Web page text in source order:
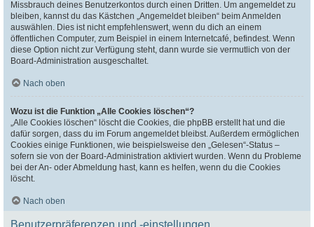
Missbrauch deines Benutzerkontos durch einen Dritten. Um angemeldet zu
bleiben, kannst du das Kästchen „Angemeldet bleiben“ beim Anmelden
auswählen. Dies ist nicht empfehlenswert, wenn du dich an einem
öffentlichen Computer, zum Beispiel in einem Internetcafé, befindest. Wenn
diese Option nicht zur Verfügung steht, dann wurde sie vermutlich von der
Board-Administration ausgeschaltet.
Nach oben
Wozu ist die Funktion „Alle Cookies löschen“?
„Alle Cookies löschen“ löscht die Cookies, die phpBB erstellt hat und die
dafür sorgen, dass du im Forum angemeldet bleibst. Außerdem ermöglichen
Cookies einige Funktionen, wie beispielsweise den „Gelesen“-Status –
sofern sie von der Board-Administration aktiviert wurden. Wenn du Probleme
bei der An- oder Abmeldung hast, kann es helfen, wenn du die Cookies
löscht.
Nach oben
Benutzerpräferenzen und -einstellungen